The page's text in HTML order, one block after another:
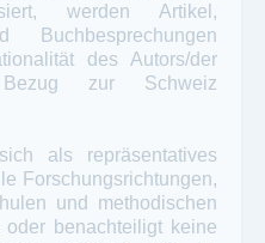
werden Artikel,
Buchbesprechungen
des Autors/der
zur Schweiz
als repräsentatives
Forschungsrichtungen,
und methodischen
benachteiligt keine